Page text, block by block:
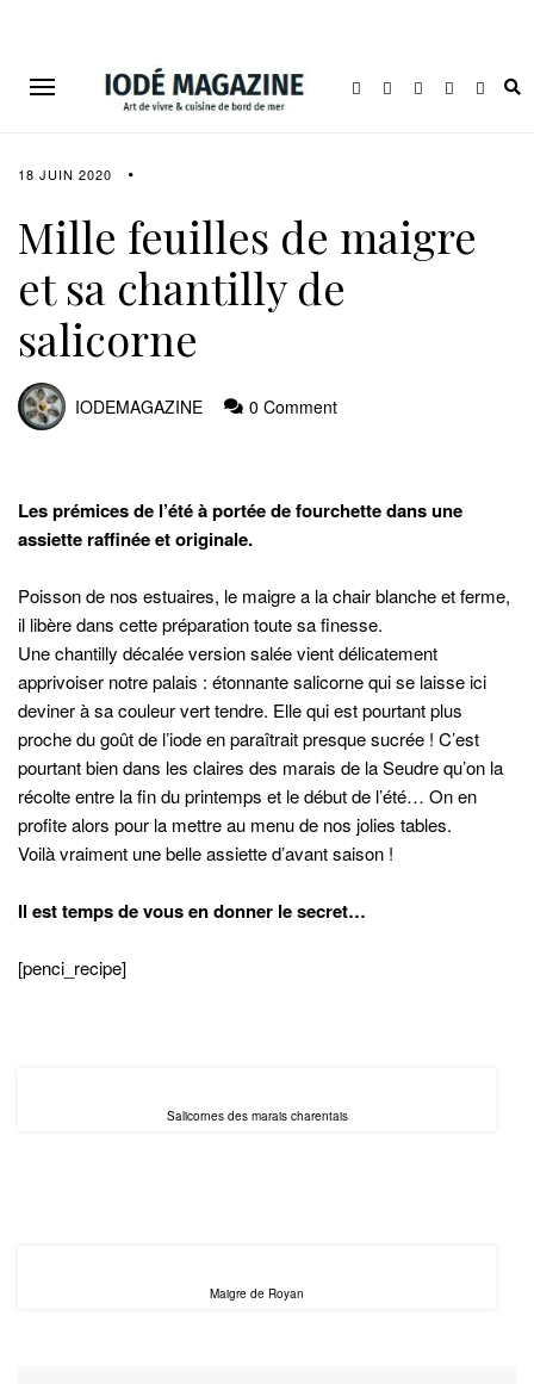
18 JUIN 2020
Mille feuilles de maigre
et sa chantilly de
salicorne
IODEMAGAZINE 0 Comment
Les prémices de l’été à portée de fourchette dans une
assiette raffinée et originale.
Poisson de nos estuaires, le maigre a la chair blanche et ferme,
il libère dans cette préparation toute sa finesse.
Une chantilly décalée version salée vient délicatement
apprivoiser notre palais : étonnante salicorne qui se laisse ici
deviner à sa couleur vert tendre. Elle qui est pourtant plus
proche du goût de l’iode en paraîtrait presque sucrée ! C’est
pourtant bien dans les claires des marais de la Seudre qu’on la
récolte entre la fin du printemps et le début de l’été… On en
profite alors pour la mettre au menu de nos jolies tables.
Voilà vraiment une belle assiette d’avant saison !
Il est temps de vous en donner le secret…
[penci_recipe]
Salicornes des marais charentais
Maigre de Royan